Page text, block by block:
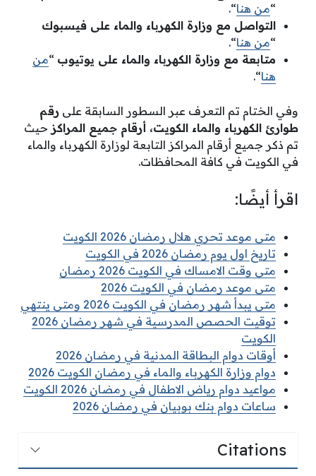
“من هنا“.
التواصل مع وزارة الكهرباء والماء على فيسبوك
“من هنا“.
متابعة مع وزارة الكهرباء والماء على يوتيوب “من
هنا“.
وفي الختام تم التعرف عبر السطور السابقة على رقم
طوارئ الكهرباء والماء الكويت، أرقام جميع المراكز حيث
تم ذكر جميع أرقام المراكز التابعة لوزارة الكهرباء والماء
في الكويت في كافة المحافظات.
اقرأ أيضًا:
متى موعد تحري هلال رمضان 2026 الكويت
تاريخ اول يوم رمضان 2026 في الكويت
متى وقت الامساك في الكويت 2026 رمضان
متى موعد رمضان في الكويت 2026
متى يبدأ شهر رمضان في الكويت 2026 ومتى ينتهي
توقيت الحصص المدرسية في شهر رمضان 2026
الكويت
أوقات دوام البطاقة المدنية في رمضان 2026
دوام وزارة الكهرباء والماء في رمضان الكويت 2026
مواعيد دوام رياض الاطفال في رمضان 2026 الكويت
ساعات دوام بنك بوبيان في رمضان 2026
Citations